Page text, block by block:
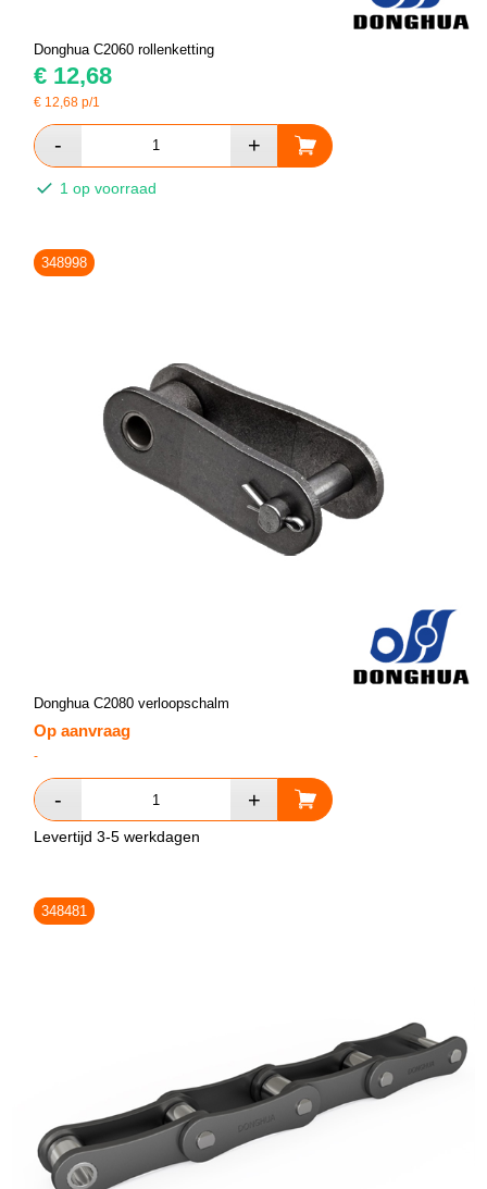
Donghua C2060 rollenketting
€ 12,68
€ 12,68 p/1
1 op voorraad
348998
Donghua C2080 verloopschalm
Op aanvraag
-
Levertijd 3-5 werkdagen
348481